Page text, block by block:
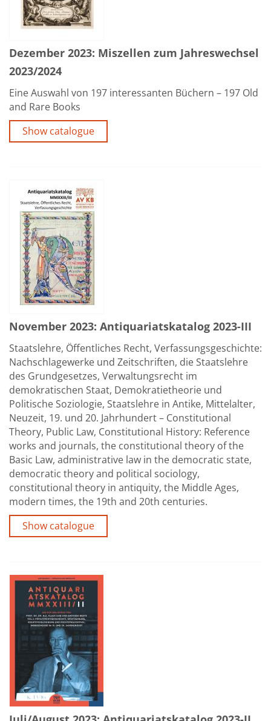
Dezember 2023: Miszellen zum Jahreswechsel
2023/2024
Eine Auswahl von 197 interessanten Büchern – 197 Old
and Rare Books
Show catalogue
November 2023: Antiquariatskatalog 2023-III
Staatslehre, Öffentliches Recht, Verfassungsgeschichte:
Nachschlagewerke und Zeitschriften, die Staatslehre
des Grundgesetzes, Verwaltungsrecht im
demokratischen Staat, Demokratietheorie und
Politische Soziologie, Staatslehre in Antike, Mittelalter,
Neuzeit, 19. und 20. Jahrhundert – Constitutional
Theory, Public Law, Constitutional History: Reference
works and journals, the constitutional theory of the
Basic Law, administrative law in the democratic state,
democratic theory and political sociology,
constitutional theory in antiquity, the Middle Ages,
modern times, the 19th and 20th centuries.
Show catalogue